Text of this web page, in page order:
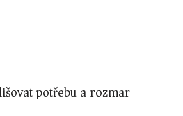
potřebu a rozmar